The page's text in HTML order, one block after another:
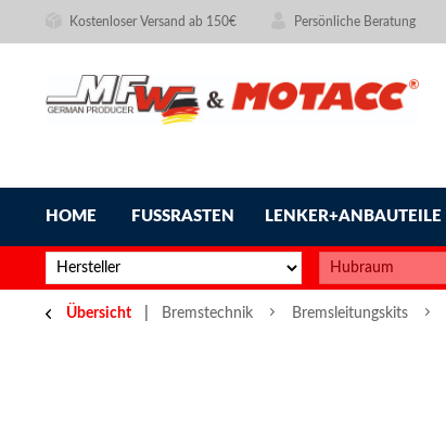
Kostenloser Versand ab 150€ Persönliche Beratung
HOME FUSSRASTEN LENKER+ANBAUTEILE
Übersicht Bremstechnik Bremsleitungskits